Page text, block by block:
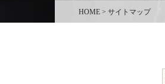
HOME > サイトマップ